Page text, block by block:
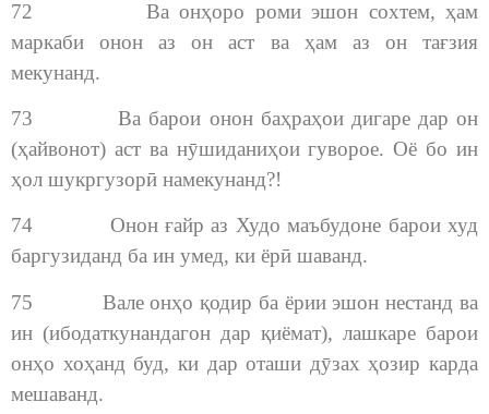
72 Ва онҳоро роми эшон сохтем, ҳам
маркаби онон аз он аст ва ҳам аз он тағзия
мекунанд.
73 Ва барои онон баҳраҳои дигаре дар он
(ҳайвонот) аст ва нӯшиданиҳои гуворое. Оё бо ин
ҳол шукргузорӣ намекунанд?!
74 Онон ғайр аз Худо маъбудоне барои худ
баргузиданд ба ин умед, ки ёрӣ шаванд.
75 Вале онҳо қодир ба ёрии эшон нестанд ва
ин (ибодаткунандагон дар қиёмат), лашкаре барои
онҳо хоҳанд буд, ки дар оташи дӯзах ҳозир карда
мешаванд.